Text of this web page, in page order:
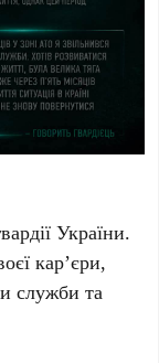
України.
кар’єри,
служби та